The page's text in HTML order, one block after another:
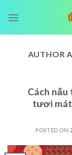
AUTHOR
Cách
tươi
POSTED ON